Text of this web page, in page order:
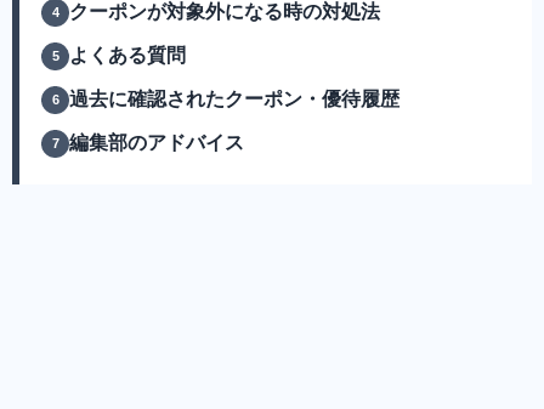
クーポンが対象外になる時の対処法
よくある質問
過去に確認されたクーポン・優待履歴
編集部のアドバイス